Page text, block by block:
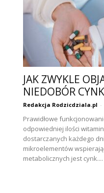
JAK ZWYKLE
NIEDOBÓR
Redakcja Rodzicdziala.pl -
Prawidłowe
odpowiedniej ilości
dostarczanych każdego
mikroelementów
metabolicznych jest cynk....